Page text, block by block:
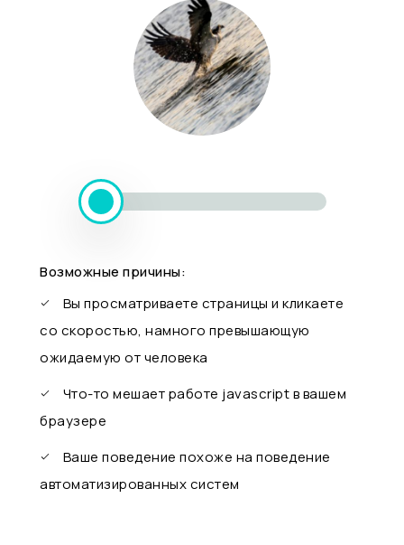
Возможные причины:
Вы просматриваете страницы и кликаете
со скоростью, намного превышающую
ожидаемую от человека
Что-то мешает работе javascript в вашем
браузере
Ваше поведение похоже на поведение
автоматизированных систем